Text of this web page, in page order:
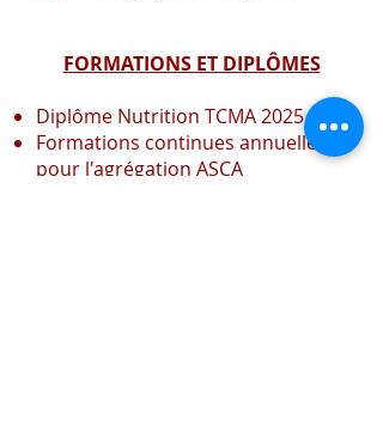
FORMATIONS ET DIPLÔMES
Diplôme Nutrition TCMA 2025
Formations continues annuelles
pour l'agrégation ASCA